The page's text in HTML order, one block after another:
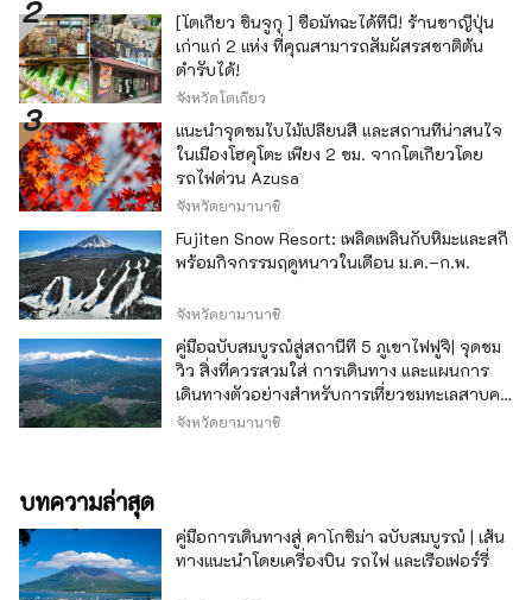
[โตเกียว ชินจูกุ ] ซื้อมัทฉะได้ที่นี่! ร้านชาญี่ปุ่น
เก่าแก่ 2 แห่ง ที่คุณสามารถสัมผัสรสชาติต้น
ตำรับได้!
จังหวัดโตเกียว
แนะนำจุดชมใบไม้เปลี่ยนสี และสถานที่น่าสนใจ
ในเมืองโฮคุโตะ เพียง 2 ชม. จากโตเกียวโดย
รถไฟด่วน Azusa
จังหวัดยามานาชิ
Fujiten Snow Resort: เพลิดเพลินกับหิมะและสกี
พร้อมกิจกรรมฤดูหนาวในเดือน ม.ค.–ก.พ.
จังหวัดยามานาชิ
คู่มือฉบับสมบูรณ์สู่สถานีที่ 5 ภูเขาไฟฟูจิ| จุดชม
วิว สิ่งที่ควรสวมใส่ การเดินทาง และแผนการ
เดินทางตัวอย่างสำหรับการเที่ยวชมทะเลสาบคา
วากุจิ
จังหวัดยามานาชิ
บทความล่าสุด
คู่มือการเดินทางสู่ คาโกชิม่า ฉบับสมบูรณ์ | เส้น
ทางแนะนำโดยเครื่องบิน รถไฟ และเรือเฟอร์รี่